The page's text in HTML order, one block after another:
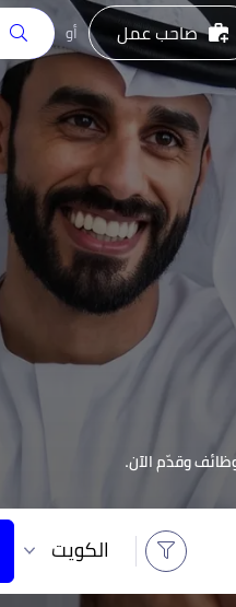
صاحب عمل أو
الكويت